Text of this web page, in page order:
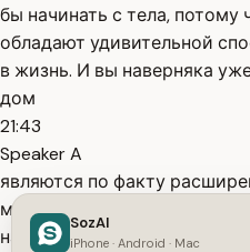
бы начинать с тела, потому
обладают удивительной
в жизнь. И вы наверняка
дом
21:43
Speaker A
являются по факту
материальный пласт. У нас
нас может быть любимая
SozAI
iPhone · Android · Mac